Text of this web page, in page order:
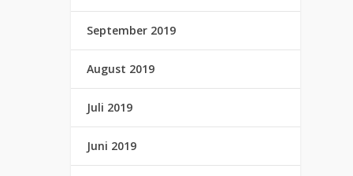
September 2019
August 2019
Juli 2019
Juni 2019